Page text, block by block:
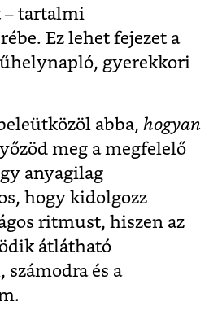
– tartalmi
Ez lehet fejezet a
gyerekkori
abba, hogyan
meg a megfelelő
anyagilag
hogy kidolgozz
ritmust, hiszen az
átlátható
és a